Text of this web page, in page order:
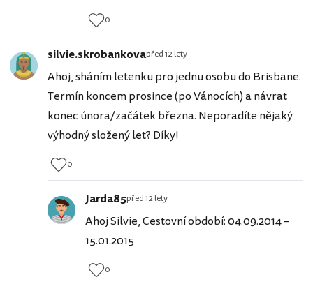
0
silvie.skrobankovapřed 12 lety
Ahoj, sháním letenku pro jednu osobu do Brisbane.
Termín koncem prosince (po Vánocích) a návrat
konec února/začátek března. Neporadíte nějaký
výhodný složený let? Díky!
0
Jarda85před 12 lety
Ahoj Silvie, Cestovní období: 04.09.2014 –
15.01.2015
0